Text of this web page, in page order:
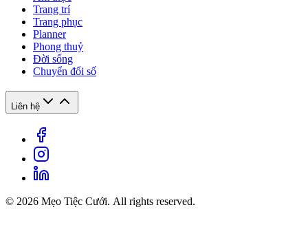
Trang trí
Trang phục
Planner
Phong thuỷ
Đời sống
Chuyển đổi số
Liên hệ
© 2026 Mẹo Tiệc Cưới. All rights reserved.